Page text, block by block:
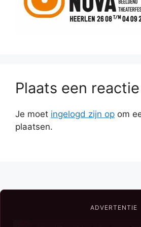
Plaats een reactie
Je moet ingelogd zijn op om
plaatsen.
ADVERTENTIE